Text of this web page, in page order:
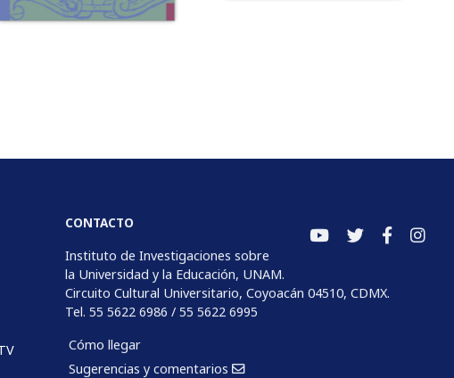
CONTACTO
Instituto de Investigaciones sobre
la Universidad y la Educación, UNAM.
Circuito Cultural Universitario, Coyoacán 04510, CDMX.
Tel. 55 5622 6986 / 55 5622 6995
Cómo llegar
Sugerencias y comentarios